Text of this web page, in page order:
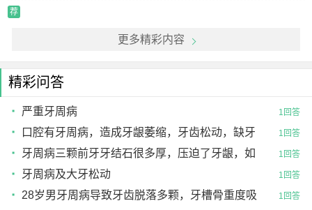
荐
更多精彩内容
精彩问答
严重牙周病 1回答
口腔有牙周病，造成牙龈萎缩，牙齿松动，缺牙
多
1回答
牙周病三颗前牙牙结石很多厚，压迫了牙龈，如
果清楚可
1回答
牙周病及大牙松动 1回答
28岁男牙周病导致牙齿脱落多颗，牙槽骨重度吸 1回答